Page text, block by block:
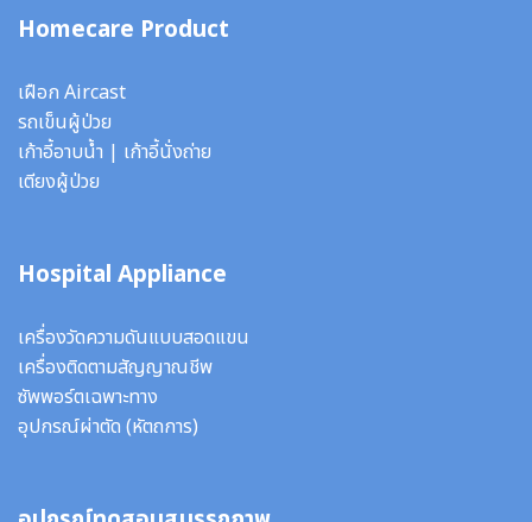
Homecare Product
เฝือก Aircast
รถเข็นผู้ป่วย
เก้าอี้อาบน้ำ | เก้าอี้นั่งถ่าย
เตียงผู้ป่วย
Hospital Appliance
เครื่องวัดความดันแบบสอดแขน
เครื่องติดตามสัญญาณชีพ
ซัพพอร์ตเฉพาะทาง
อุปกรณ์ผ่าตัด (หัตถการ)